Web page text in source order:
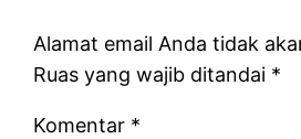
Alamat email Anda tidak
Ruas yang wajib ditandai *
Komentar *